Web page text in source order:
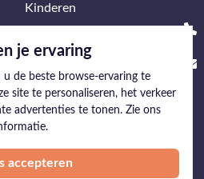
Kinderen
Mediation
Onderneming &
Echtscheiding
Samenlevers
je ervaring
de beste browse-ervaring te
site te personaliseren, het verkeer
advertenties te tonen. Zie ons
accepteren